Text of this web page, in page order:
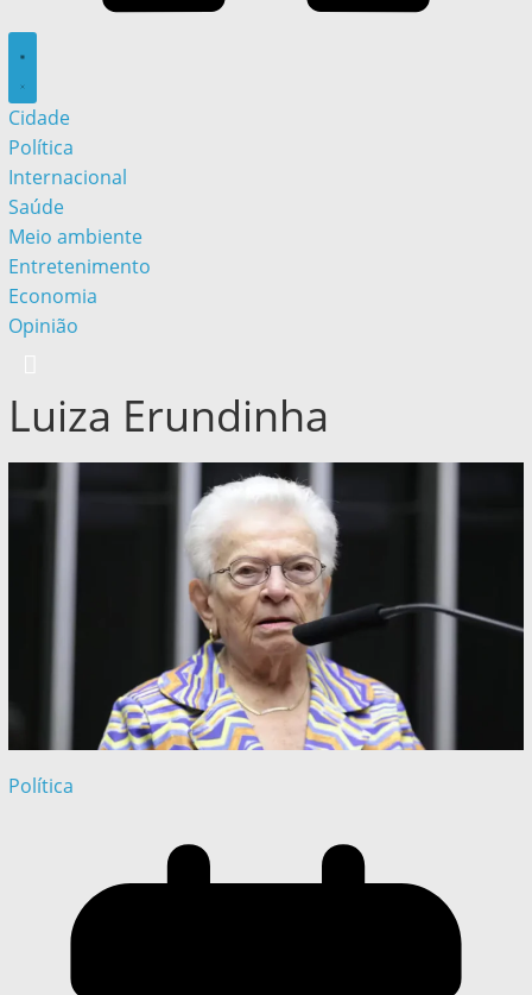
Cidade
Política
Internacional
Saúde
Meio ambiente
Entretenimento
Economia
Opinião
Luiza Erundinha
Política